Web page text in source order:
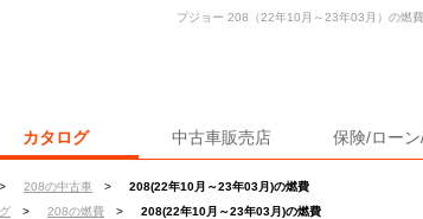
カタログ 中古車販売店 保険/ロー
> 208の中古車 >
208(22年10月～23年03月)の燃費
> 208の燃費 > 208(22年10月～23年03月)の燃費
プジョー 208（22年10月～23年03月）の燃